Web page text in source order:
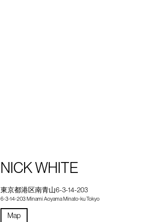
NICK WHITE
東京都港区南青山6-3-14-203
6-3-14-203 Minami Aoyama Minato-ku Tokyo
Map